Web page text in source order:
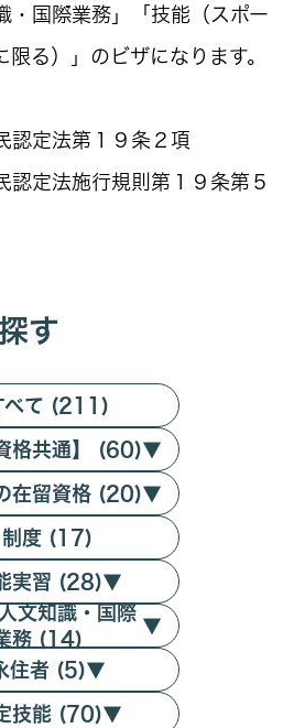
・国際業務」「技能（スポー
る）」のビザになります。
認定法第１９条２項
認定法施行規則第１９条第５
す
べて (211)
格共通】 (60)▼
在留資格 (20)▼
制度 (17)
実習 (28)▼
文知識・国際
務 (14)
▼
住者 (5)▼
技能 (70)▼